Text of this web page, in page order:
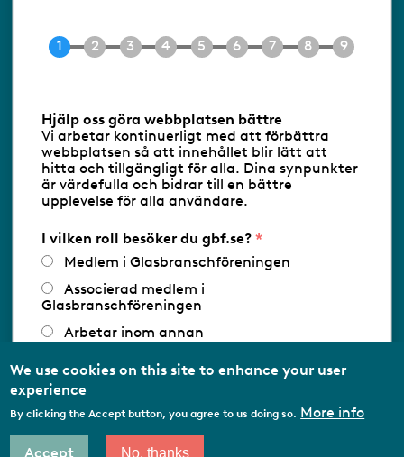
E-post info@gbf.se
Följ oss via RSS
Databasens namn:www.gbf.se-
Glasbranschföreningen AB - Ansvarig
utgivare: Sofia Wahlgren
Hjälp oss göra webbplatsen bättre
Vi arbetar kontinuerligt med att förbättra
webbplatsen så att innehållet blir lätt att
hitta och tillgängligt för alla. Dina synpunkter
är värdefulla och bidrar till en bättre
upplevelse för alla användare.
I vilken roll besöker du gbf.se?
Medlem i Glasbranschföreningen
Associerad medlem i
Glasbranschföreningen
Arbetar inom annan
Utbildningsaktör
We use cookies on this site to enhance your user
experience
By clicking the Accept button, you agree to us doing so. More info
Accept No, thanks